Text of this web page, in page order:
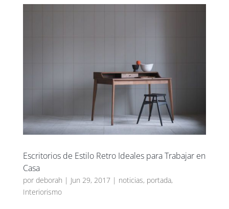
Escritorios de Estilo Retro Ideales para Trabajar en
Casa
por deborah | Jun 29, 2017| noticias, portada,
Interiorismo